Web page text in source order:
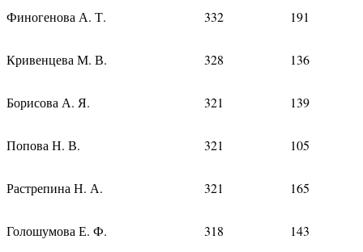
Финогенова А. Т. 332 191
Кривенцева М. В. 328 136
Борисова А. Я. 321 139
Попова Н. В. 321 105
Растрепина Н. А. 321 165
Голошумова Е. Ф. 318 143